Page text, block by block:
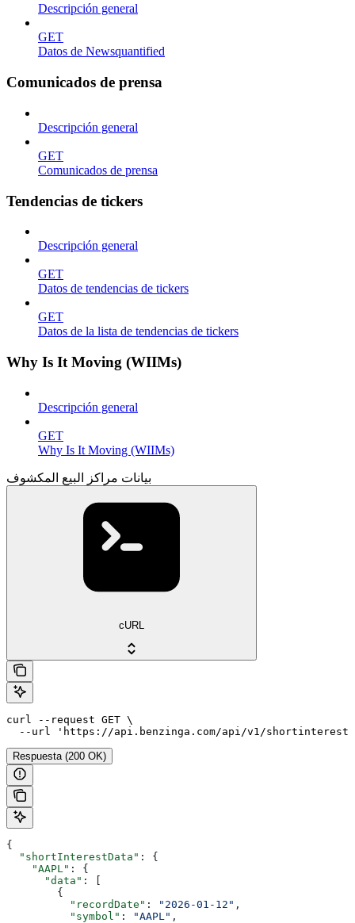
Descripción general
GET
Datos de Newsquantified
Comunicados de prensa
Descripción general
GET
Comunicados de prensa
Tendencias de tickers
Descripción general
GET
Datos de tendencias de tickers
GET
Datos de la lista de tendencias de tickers
Why Is It Moving (WIIMs)
Descripción general
GET
Why Is It Moving (WIIMs)
بيانات مراكز البيع المكشوف
cURL
curl --request GET \
--url 'https://api.benzinga.com/api/v1/
Respuesta (200 OK)
{
  "shortInterestData"
: {
    "AAPL"
: {
      "data"
: [
        {
          "recordDate"
: "2026-01-12" ,
          "symbol"
: "AAPL" ,